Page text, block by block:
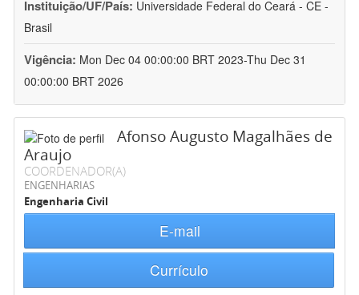
Instituição/UF/País: Universidade Federal do Ceará - CE -
Brasil
Vigência: Mon Dec 04 00:00:00 BRT 2023-Thu Dec 31
00:00:00 BRT 2026
Afonso Augusto Magalhães de
Araujo
COORDENADOR(A)
ENGENHARIAS
Engenharia Civil
E-mail
Currículo